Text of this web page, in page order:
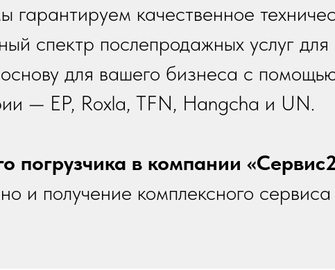
качественное
спектр послепродажных услуг для
для вашего бизнеса с
— EP, Roxla, TFN, Hangcha и UN.
погрузчика в компании
и получение комплексного